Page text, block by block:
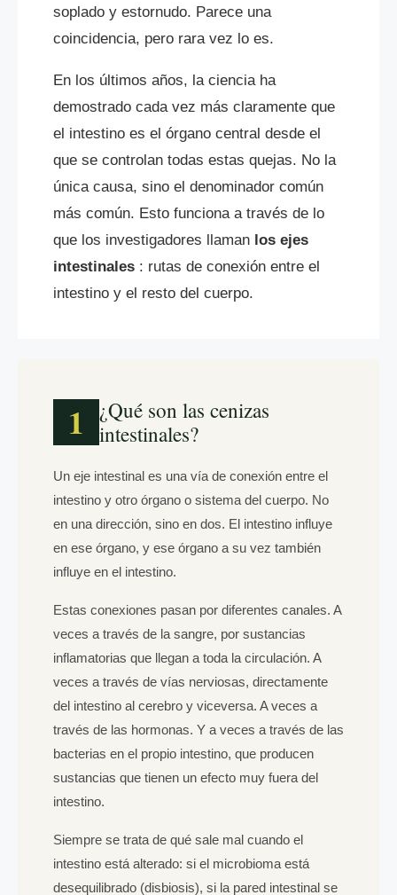
soplado y estornudo. Parece una
coincidencia, pero rara vez lo es.
En los últimos años, la ciencia ha
demostrado cada vez más claramente que
el intestino es el órgano central desde el
que se controlan todas estas quejas. No la
única causa, sino el denominador común
más común. Esto funciona a través de lo
que los investigadores llaman los ejes
intestinales : rutas de conexión entre el
intestino y el resto del cuerpo.
1
¿Qué son las cenizas
intestinales?
Un eje intestinal es una vía de conexión entre el
intestino y otro órgano o sistema del cuerpo. No
en una dirección, sino en dos. El intestino influye
en ese órgano, y ese órgano a su vez también
influye en el intestino.
Estas conexiones pasan por diferentes canales. A
veces a través de la sangre, por sustancias
inflamatorias que llegan a toda la circulación. A
veces a través de vías nerviosas, directamente
del intestino al cerebro y viceversa. A veces a
través de las hormonas. Y a veces a través de las
bacterias en el propio intestino, que producen
sustancias que tienen un efecto muy fuera del
intestino.
Siempre se trata de qué sale mal cuando el
intestino está alterado: si el microbioma está
desequilibrado (disbiosis), si la pared intestinal se